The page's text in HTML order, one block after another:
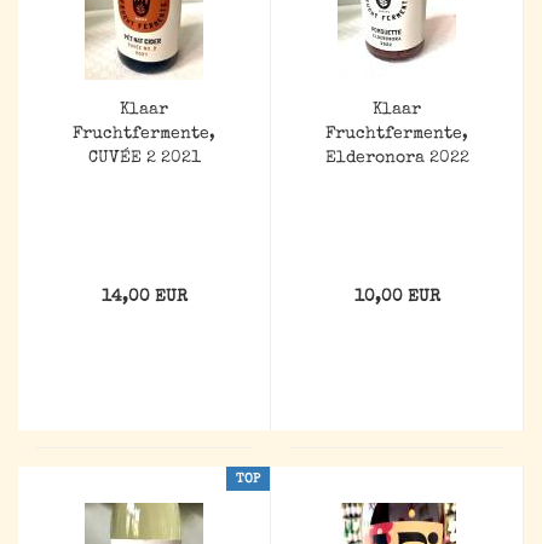
Klaar
Fruchtfermente,
CUVÉE 2 2021
14,00 EUR
Klaar
Fruchtfermente,
Elderonora 2022
10,00 EUR
TOP